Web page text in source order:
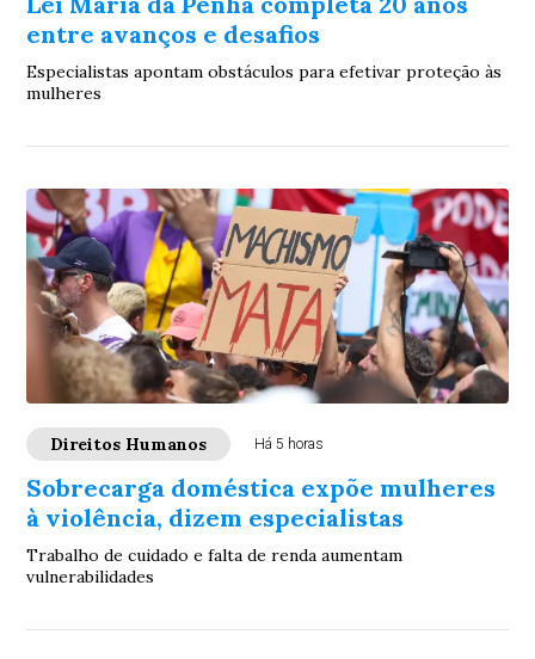
entre avanços e desafios
Especialistas apontam obstáculos para efetivar proteção às
mulheres
Direitos Humanos Há 5 horas
Sobrecarga doméstica expõe mulheres
à violência, dizem especialistas
Trabalho de cuidado e falta de renda aumentam
vulnerabilidades